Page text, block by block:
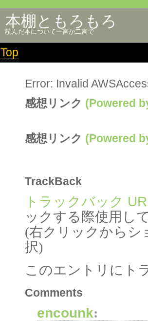
本棚ともろもろ
読んだ本について一言か二言で
Top
Error: Invalid
感想リンク (Powered
感想リンク (Powered
TrackBack
トラックバック
ックする際使用し
(右クリックからシ
択)
このエントリにト
Comments
encounk: